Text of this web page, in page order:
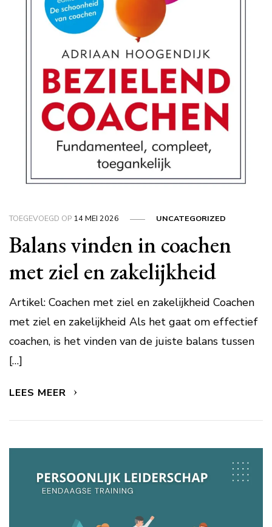
TOEGEVOEGD OP 14 MEI 2026 UNCATEGORIZED
Balans vinden in coachen
met ziel en zakelijkheid
Artikel: Coachen met ziel en zakelijkheid Coachen
met ziel en zakelijkheid Als het gaat om effectief
coachen, is het vinden van de juiste balans tussen
[…]
LEES MEER